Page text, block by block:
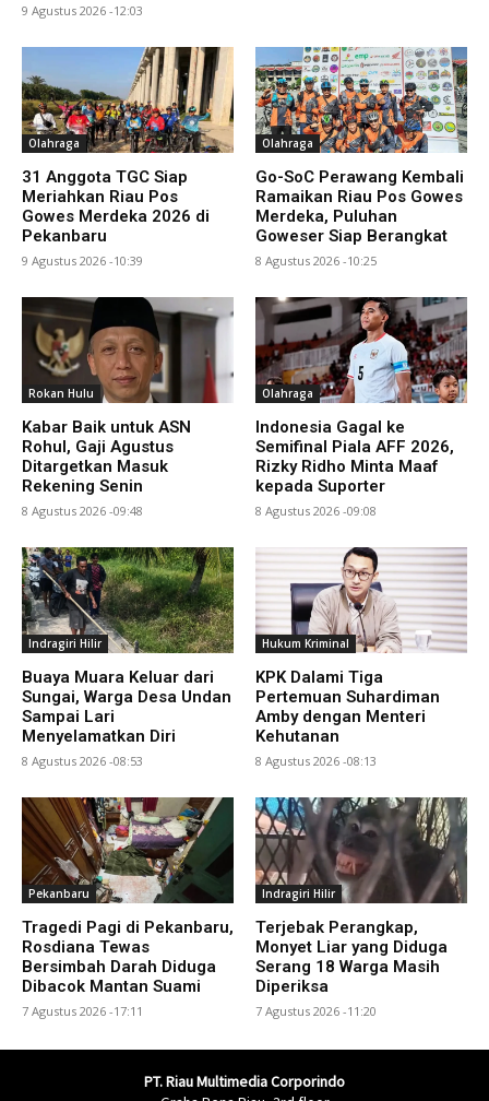
9 Agustus 2026 -12:03
Olahraga
31 Anggota TGC Siap
Meriahkan Riau Pos
Gowes Merdeka 2026 di
Pekanbaru
9 Agustus 2026 -10:39
Olahraga
Go-SoC Perawang Kembali
Ramaikan Riau Pos Gowes
Merdeka, Puluhan
Goweser Siap Berangkat
8 Agustus 2026 -10:25
Rokan Hulu
Kabar Baik untuk ASN
Rohul, Gaji Agustus
Ditargetkan Masuk
Rekening Senin
8 Agustus 2026 -09:48
Olahraga
Indonesia Gagal ke
Semifinal Piala AFF 2026,
Rizky Ridho Minta Maaf
kepada Suporter
8 Agustus 2026 -09:08
Indragiri Hilir
Buaya Muara Keluar dari
Sungai, Warga Desa Undan
Sampai Lari
Menyelamatkan Diri
8 Agustus 2026 -08:53
Hukum Kriminal
KPK Dalami Tiga
Pertemuan Suhardiman
Amby dengan Menteri
Kehutanan
8 Agustus 2026 -08:13
Pekanbaru
Tragedi Pagi di Pekanbaru,
Rosdiana Tewas
Bersimbah Darah Diduga
Dibacok Mantan Suami
7 Agustus 2026 -17:11
Indragiri Hilir
Terjebak Perangkap,
Monyet Liar yang Diduga
Serang 18 Warga Masih
Diperiksa
7 Agustus 2026 -11:20
PT. Riau Multimedia Corporindo